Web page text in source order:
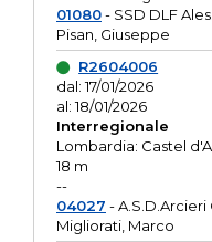
01080- SSD DLF
Pisan, Giuseppe
R2604006
dal: 17/01/2026
al: 18/01/2026
Interregionale
Lombardia: Castel
18 m
--
04027 - A.S.D.Arcieri
Migliorati, Marco